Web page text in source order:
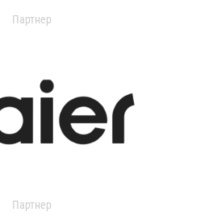
Партнер
Партнер